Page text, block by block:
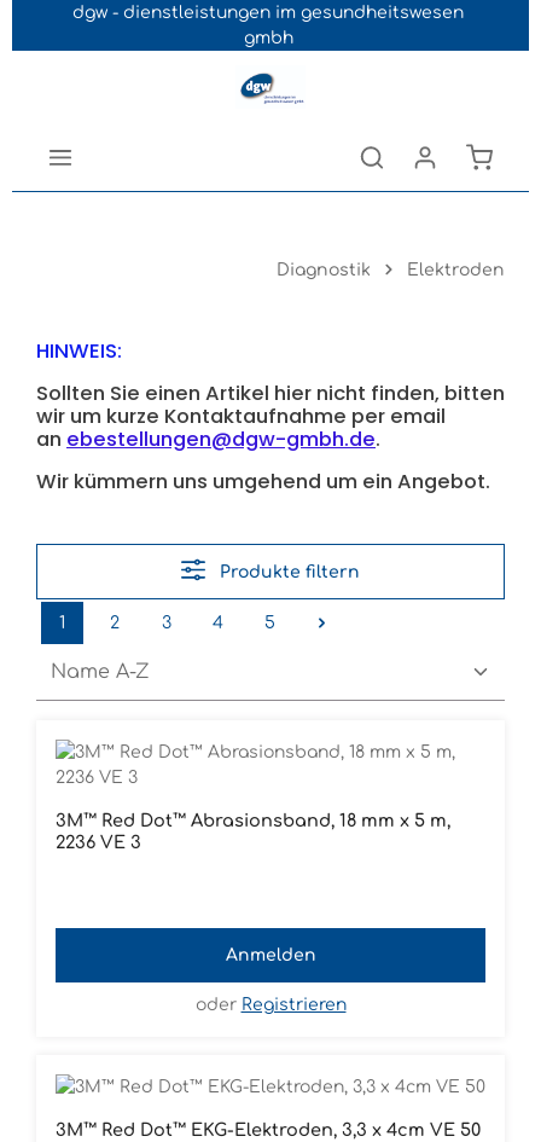
der B2B-Plattform springen
dgw - dienstleistungen im gesundheitswesen
gmbh
Diagnostik Elektroden
HINWEIS:
Sollten Sie einen Artikel hier nicht finden, bitten
wir um kurze Kontaktaufnahme per email
an ebestellungen@dgw-gmbh.de.
Wir kümmern uns umgehend um ein Angebot.
Produkte filtern
Seite
1
Seite
2
Seite
3
Seite
4
Seite
5
3M™ Red Dot™ Abrasionsband, 18 mm x 5 m,
2236 VE 3
Anmelden
oder Registrieren
3M™ Red Dot™ EKG-Elektroden, 3,3 x 4cm VE 50